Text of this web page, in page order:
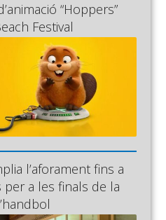
“Hoppers”
Festival
l’aforament fins a
per a les finals de la